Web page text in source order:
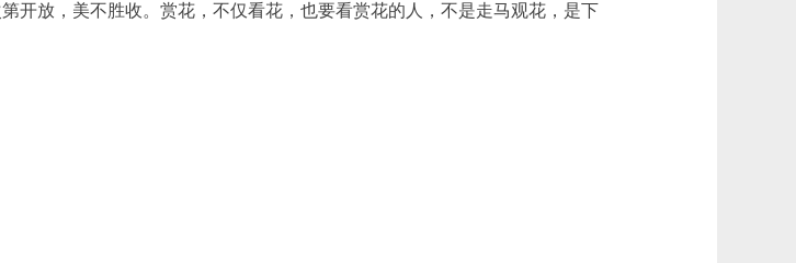
，美不胜收。赏花，不仅看花，也要看赏花的人，不是走马观花，是下